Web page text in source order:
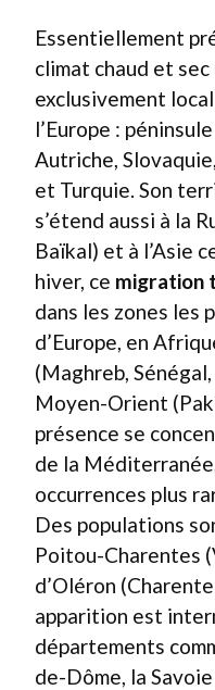
Essentiellement
climat chaud et
exclusivement
l’Europe :
Autriche,
et Turquie. Son
s’étend aussi à la
Baïkal) et à l’Asie
hiver, ce migration
dans les zones les
d’Europe, en
(Maghreb,
Moyen-Orient
présence se
de la
occurrences plus
Des populations
Poitou-Charentes
d’Oléron
apparition est
départements
de-Dôme, la